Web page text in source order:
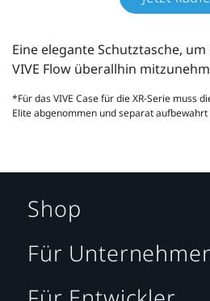
Eine elegante Schutztasche, um
VIVE Flow überallhin
*Für das VIVE Case für die XR-Serie muss
Elite abgenommen und separat
Shop
Für